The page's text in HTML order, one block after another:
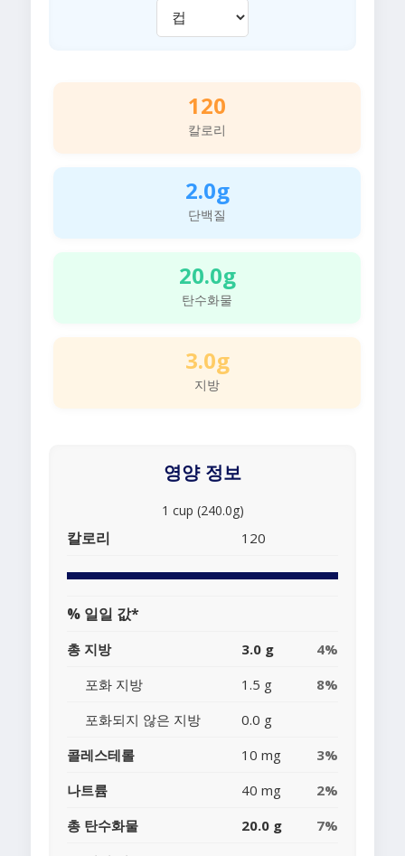
120
칼로리
2.0g
단백질
20.0g
탄수화물
3.0g
지방
영양 정보
1 cup (240.0g)
칼로리 120
% 일일 값*
총 지방 3.0 g
4%
포화 지방
1.5 g
8%
포화되지 않은 지방
0.0 g
콜레스테롤
10 mg
3%
나트륨
40 mg
2%
총 탄수화물
20.0 g
7%